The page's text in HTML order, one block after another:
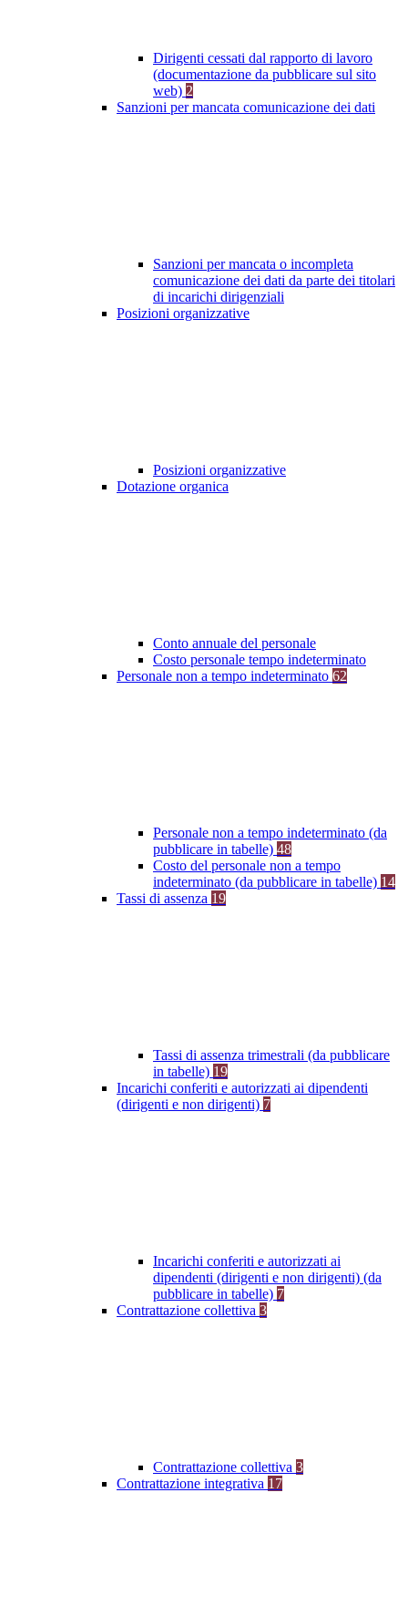
Dirigenti cessati dal rapporto di lavoro
(documentazione da pubblicare sul sito
web) 2
Sanzioni per mancata comunicazione dei dati
Sanzioni per mancata o incompleta
comunicazione dei dati da parte dei titolari
di incarichi dirigenziali
Posizioni organizzative
Posizioni organizzative
Dotazione organica
Conto annuale del personale
Costo personale tempo indeterminato
Personale non a tempo indeterminato 62
Personale non a tempo indeterminato (da
pubblicare in tabelle) 48
Costo del personale non a tempo
indeterminato (da pubblicare in tabelle) 14
Tassi di assenza 19
Tassi di assenza trimestrali (da pubblicare
in tabelle) 19
Incarichi conferiti e autorizzati ai dipendenti
(dirigenti e non dirigenti) 7
Incarichi conferiti e autorizzati ai
dipendenti (dirigenti e non dirigenti) (da
pubblicare in tabelle) 7
Contrattazione collettiva 3
Contrattazione collettiva 3
Contrattazione integrativa 17